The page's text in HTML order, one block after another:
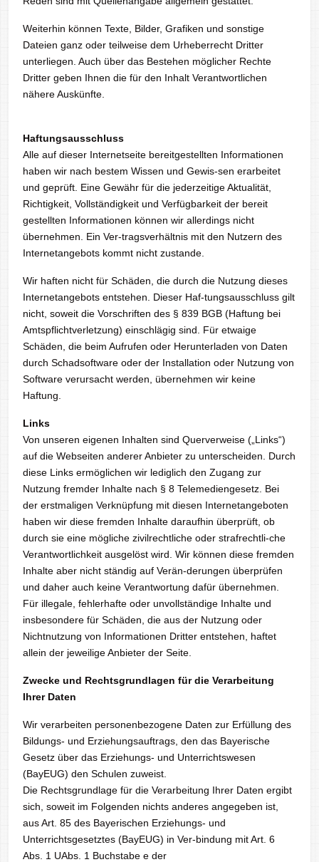
Weiterhin können Texte, Bilder, Grafiken und sonstige
Dateien ganz oder teilweise dem Urheberrecht Dritter
unterliegen. Auch über das Bestehen möglicher Rechte
Dritter geben Ihnen die für den Inhalt Verantwortlichen
nähere Auskünfte.
Haftungsausschluss
Alle auf dieser Internetseite bereitgestellten Informationen
haben wir nach bestem Wissen und Gewis-sen erarbeitet
und geprüft. Eine Gewähr für die jederzeitige Aktualität,
Richtigkeit, Vollständigkeit und Verfügbarkeit der bereit
gestellten Informationen können wir allerdings nicht
übernehmen. Ein Ver-tragsverhältnis mit den Nutzern des
Internetangebots kommt nicht zustande.
Wir haften nicht für Schäden, die durch die Nutzung dieses
Internetangebots entstehen. Dieser Haf-tungsausschluss gilt
nicht, soweit die Vorschriften des § 839 BGB (Haftung bei
Amtspflichtverletzung) einschlägig sind. Für etwaige
Schäden, die beim Aufrufen oder Herunterladen von Daten
durch Schadsoftware oder der Installation oder Nutzung von
Software verursacht werden, übernehmen wir keine
Haftung.
Links
Von unseren eigenen Inhalten sind Querverweise („Links“)
auf die Webseiten anderer Anbieter zu unterscheiden. Durch
diese Links ermöglichen wir lediglich den Zugang zur
Nutzung fremder Inhalte nach § 8 Telemediengesetz. Bei
der erstmaligen Verknüpfung mit diesen Internetangeboten
haben wir diese fremden Inhalte daraufhin überprüft, ob
durch sie eine mögliche zivilrechtliche oder strafrechtli-che
Verantwortlichkeit ausgelöst wird. Wir können diese fremden
Inhalte aber nicht ständig auf Verän-derungen überprüfen
und daher auch keine Verantwortung dafür übernehmen.
Für illegale, fehlerhafte oder unvollständige Inhalte und
insbesondere für Schäden, die aus der Nutzung oder
Nichtnutzung von Informationen Dritter entstehen, haftet
allein der jeweilige Anbieter der Seite.
Zwecke und Rechtsgrundlagen für die Verarbeitung
Ihrer Daten
Wir verarbeiten personenbezogene Daten zur Erfüllung des
Bildungs- und Erziehungsauftrags, den das Bayerische
Gesetz über das Erziehungs- und Unterrichtswesen
(BayEUG) den Schulen zuweist.
Die Rechtsgrundlage für die Verarbeitung Ihrer Daten ergibt
sich, soweit im Folgenden nichts anderes angegeben ist,
aus Art. 85 des Bayerischen Erziehungs- und
Unterrichtsgesetztes (BayEUG) in Ver-bindung mit Art. 6
Abs. 1 UAbs. 1 Buchstabe e der